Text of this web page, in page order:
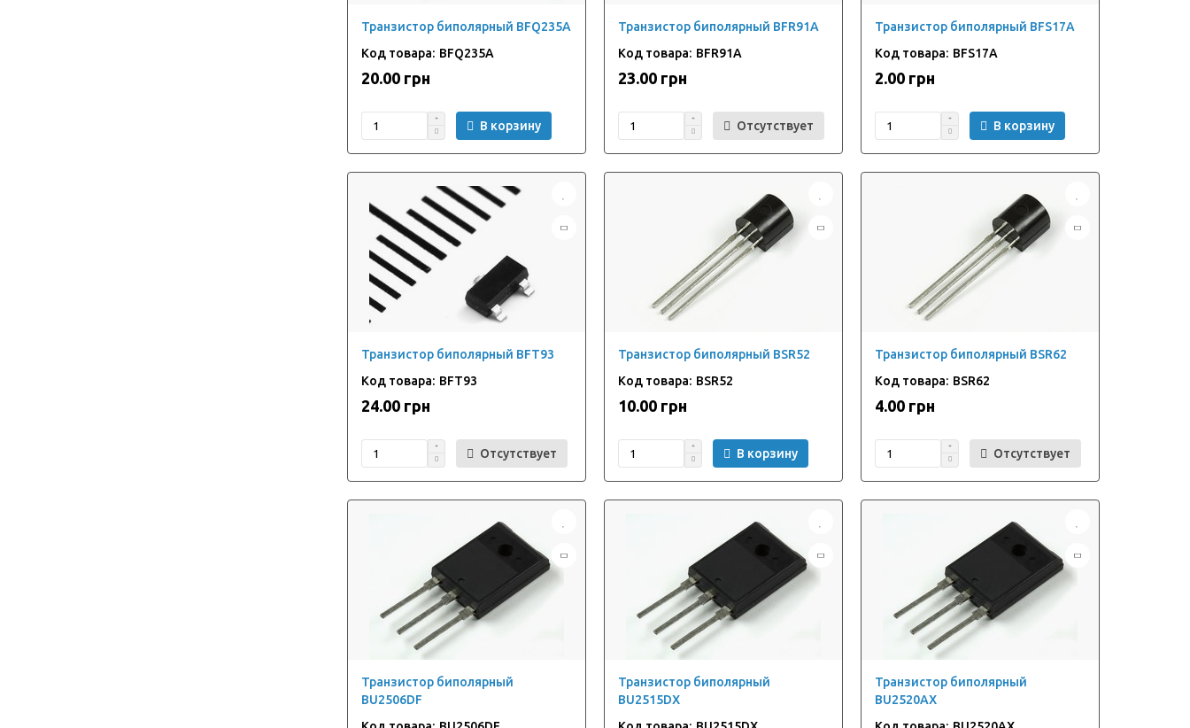
Транзистор биполярный BFQ235A
BFQ235A
20.00 грн
В корзину
Транзистор биполярный BFR91A
BFR91A
23.00 грн
Отсутствует
Транзистор биполярный BFS17A
BFS17A
2.00 грн
В корзину
Транзистор биполярный BFT93
BFT93
24.00 грн
Отсутствует
Транзистор биполярный BSR52
BSR52
10.00 грн
В корзину
Транзистор биполярный BSR62
BSR62
4.00 грн
Отсутствует
Транзистор биполярный
BU2506DF
Транзистор биполярный
BU2515DX
Транзистор биполярный
BU2520AX